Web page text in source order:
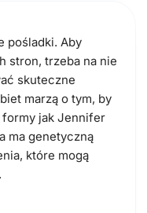
pośladki. Aby
stron, trzeba na nie
skuteczne
marzą o tym, by
jak Jennifer
ma genetyczną
które mogą